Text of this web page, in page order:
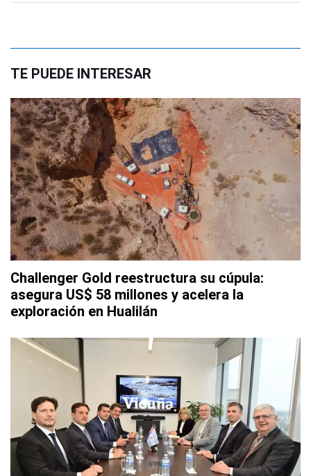
TE PUEDE INTERESAR
Challenger Gold reestructura su cúpula:
asegura US$ 58 millones y acelera la
exploración en Hualilán